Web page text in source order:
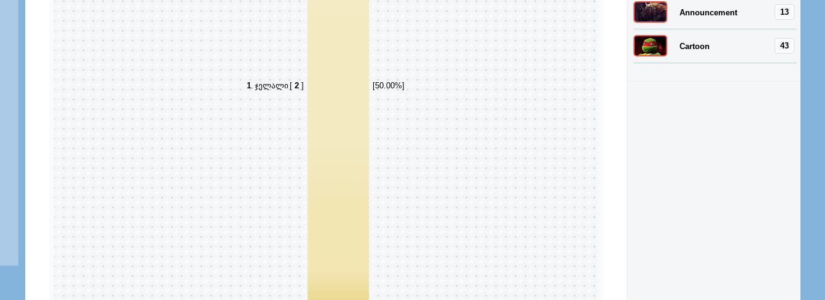
1. ჯელალი [ 2] [50.00%]
13
Announcement
43
Cartoon